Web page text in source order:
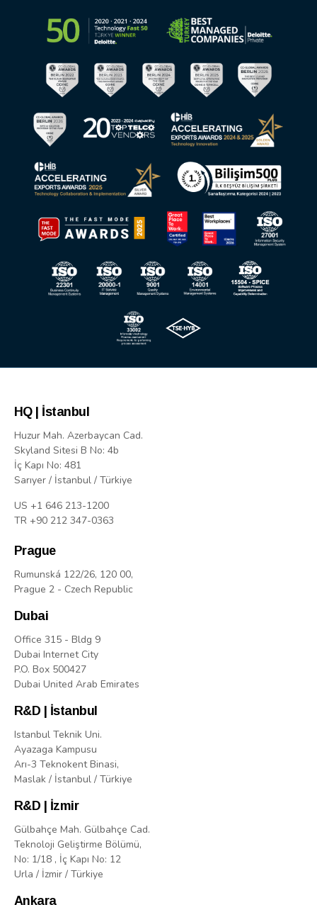
HQ | İstanbul
Huzur Mah. Azerbaycan Cad.
Skyland Sitesi B No: 4b
İç Kapı No: 481
Sarıyer / İstanbul / Türkiye
US +1 646 213-1200
TR +90 212 347-0363
Prague
Rumunská 122/26, 120 00,
Prague 2 - Czech Republic
Dubai
Office 315 - Bldg 9
Dubai Internet City
P.O. Box 500427
Dubai United Arab Emirates
R&D | İstanbul
Istanbul Teknik Uni.
Ayazaga Kampusu
Arı-3 Teknokent Binasi,
Maslak / İstanbul / Türkiye
R&D | İzmir
Gülbahçe Mah. Gülbahçe Cad.
Teknoloji Geliştirme Bölümü,
No: 1/18 , İç Kapı No: 12
Urla / İzmir / Türkiye
Ankara